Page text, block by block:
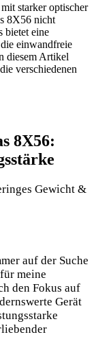
starker optischer
8X56 nicht
bietet eine
einwandfreie
diesem Artikel
verschiedenen
8X56:
auf der Suche
meine
den Fokus auf
Gerät